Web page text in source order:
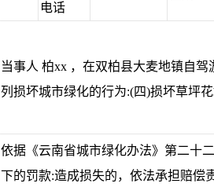
电话
当事人 柏xx ，在双柏县大麦地镇自
列损坏城市绿化的行为:(四)损坏草坪
依据《云南省城市绿化办法》第二十
下的罚款:造成损失的，依法承担赔偿